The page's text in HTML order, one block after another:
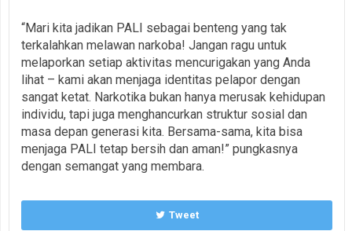
“Mari kita jadikan PALI sebagai benteng yang tak
terkalahkan melawan narkoba! Jangan ragu untuk
melaporkan setiap aktivitas mencurigakan yang Anda
lihat – kami akan menjaga identitas pelapor dengan
sangat ketat. Narkotika bukan hanya merusak kehidupan
individu, tapi juga menghancurkan struktur sosial dan
masa depan generasi kita. Bersama-sama, kita bisa
menjaga PALI tetap bersih dan aman!” pungkasnya
dengan semangat yang membara.
Tweet